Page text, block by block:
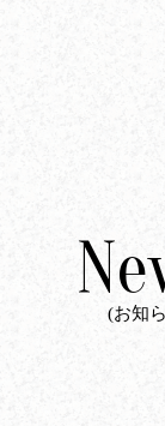
(お知